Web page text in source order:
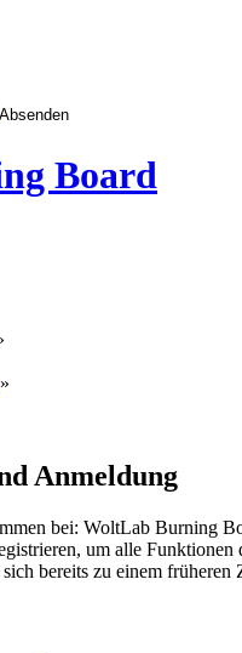
Board
»
Anmeldung
bei: WoltLab Burning
um alle
bereits zu einem